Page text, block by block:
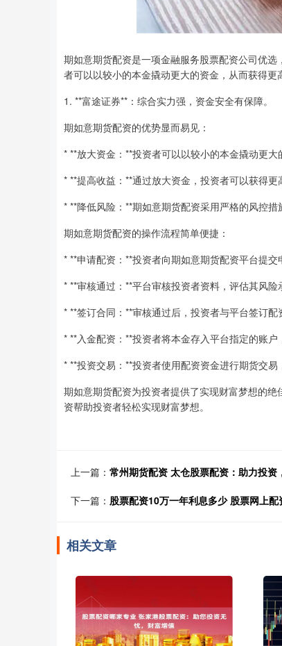
期如意期货配资是一项金融服务股票配资公司优
者可以以较小的本金撬动更大的资金，从而获得更
1. **富途证券**：综合实力强，资金安全有保障。
期如意期货配资的优势显而易见：
* **放大资金：**投资者可以以较小的本金撬动更大
* **提高收益：**通过放大资金，投资者可以获得更
* **降低风险：**期如意期货配资采用严格的风控措
期如意期货配资的操作流程简单便捷：
* **申请配资：**投资者向期如意期货配资平台提交
* **审核通过：**平台审核投资者资料，评估其风险
* **签订合同：**审核通过后，投资者与平台签订
* **入金配资：**投资者将本金存入平台指定的账户
* **投资交易：**投资者使用配资资金进行期货交易
期如意期货配资为投资者提供了实现财富梦想的
资帮助投资者轻松实现财富梦想。
上一篇： 常州期货配资 太仓股票配资：助力投资
下一篇： 股票配资10万一年利息多少 股票网上
相关文章